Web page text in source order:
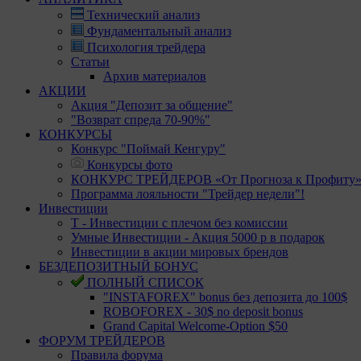
Технический анализ
Фундаментальный анализ
Психология трейдера
Статьи
Архив материалов
АКЦИИ
Акция "Депозит за общение"
"Возврат спреда 70-90%"
КОНКУРСЫ
Конкурс "Поймай Кенгуру"
Конкурсы фото
КОНКУРС ТРЕЙДЕРОВ «От Прогноза к Профиту»
Программа лояльности "Трейдер недели"!
Инвестиции
Т - Инвестиции с плечом без комиссии
Умные Инвестиции - Акция 5000 р в подарок
Инвестиции в акции мировых брендов
БЕЗДЕПОЗИТНЫЙ БОНУС
ПОЛНЫЙ СПИСОК
"INSTAFOREX" bonus без депозита до 100$
ROBOFOREX - 30$ no deposit bonus
Grand Capital Welcome-Option $50
ФОРУМ ТРЕЙДЕРОВ
Правила форума